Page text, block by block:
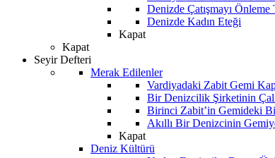
Denizde Çatışmayı
Denizde Kadın Eteği
Kapat
Kapat
Seyir Defteri
Merak Edilenler
Vardiyadaki Zabit Gemi
Bir Denizcilik Şirketinin
Birinci Zabit’in Gemideki
Akıllı Bir Denizcinin
Kapat
Deniz Kültürü